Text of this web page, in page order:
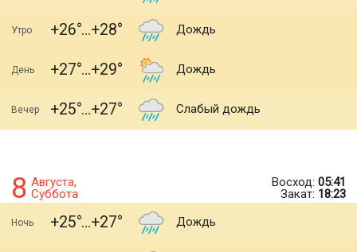
Утро +26 +28 Дождь
День +27 +29 Дождь
Вечер +25 +27 Слабый дождь
8 Августа,
Суббота
Восход: 05:41
Закат: 18:23
Ночь +25 +27 Дождь